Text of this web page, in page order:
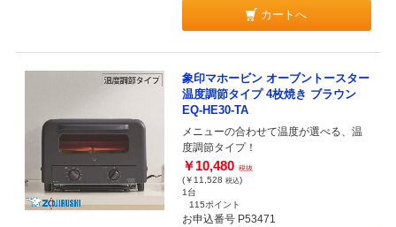
カートへ
象印マホービン オーブントースター
温度調節タイプ 4枚焼き ブラウン
EQ-HE30-TA
メニューの合わせて温度が選べる、温
度調節タイプ！
￥10,480 税抜
(￥11,528 税込)
1台
115ポイント
お申込番号 P53471